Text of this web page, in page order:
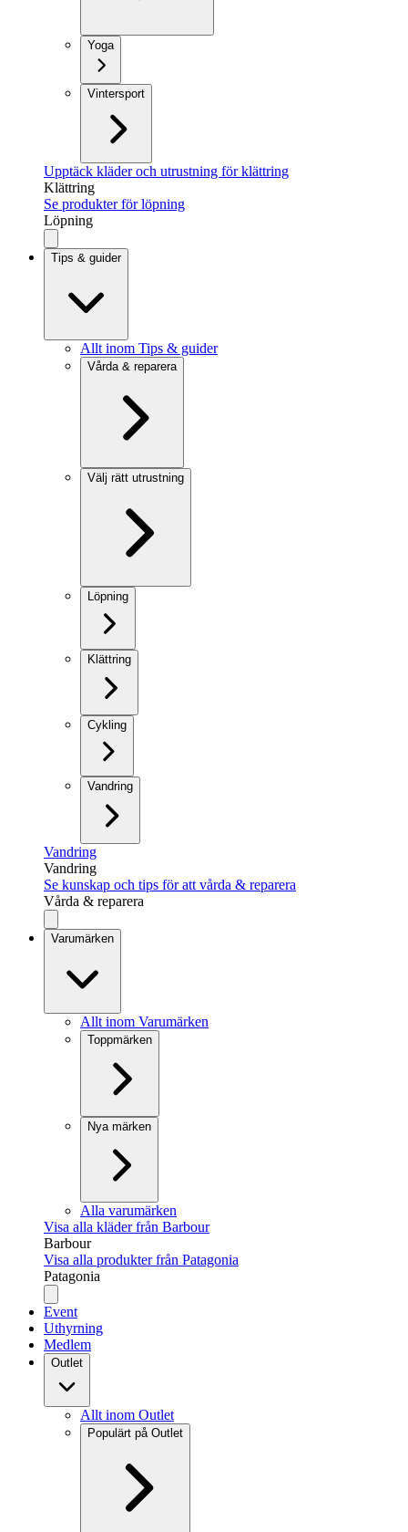
Yoga
Vintersport
Upptäck kläder och utrustning för klättring
Klättring
Se produkter för löpning
Löpning
Tips & guider
Allt inom Tips & guider
Vårda & reparera
Välj rätt utrustning
Löpning
Klättring
Cykling
Vandring
Vandring
Vandring
Se kunskap och tips för att vårda & reparera
Vårda & reparera
Varumärken
Allt inom Varumärken
Toppmärken
Nya märken
Alla varumärken
Visa alla kläder från Barbour
Barbour
Visa alla produkter från Patagonia
Patagonia
Event
Uthyrning
Medlem
Outlet
Allt inom Outlet
Populärt på Outlet